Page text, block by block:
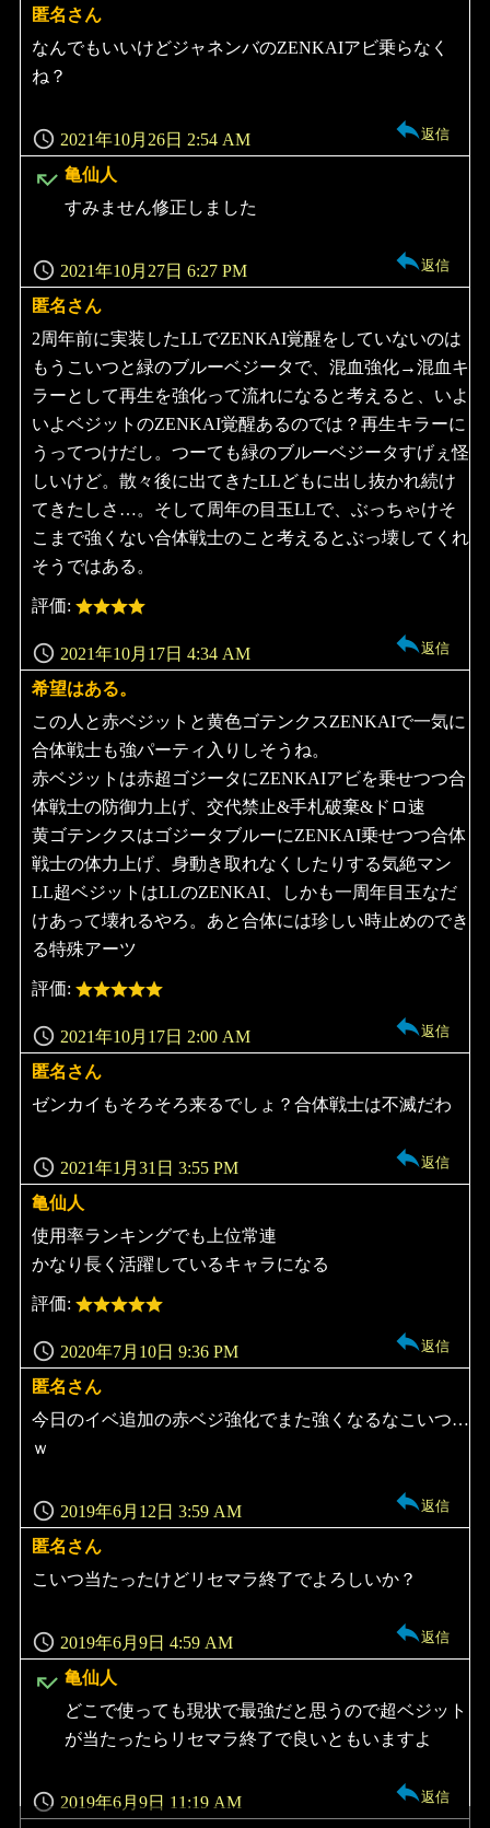
匿名さん
よ
り:
2021年10月26日 2:54 AM
なんでもいいけどジャネンバのZENKAIアビ乗らなく
ね？
返信
亀仙人
よ
2021年10月27日 6:27 PM
すみません修正しました
返信
匿名さん
よ
り:
2021年10月17日 4:34 AM
2周年前に実装したLLでZENKAI覚醒をしていないのは
もうこいつと緑のブルーベジータで、混血強化→混血キ
ラーとして再生を強化って流れになると考えると、いよ
いよベジットのZENKAI覚醒あるのでは？再生キラーに
うってつけだし。つーても緑のブルーベジータすげぇ怪
しいけど。散々後に出てきたLLどもに出し抜かれ続け
てきたしさ…。そして周年の目玉LLで、ぶっちゃけそ
こまで強くない合体戦士のこと考えるとぶっ壊してくれ
そうではある。
評価:
返信
希望はある。
よ
り:
2021年10月17日 2:00 AM
この人と赤ベジットと黄色ゴテンクスZENKAIで一気に
合体戦士も強パーティ入りしそうね。
赤ベジットは赤超ゴジータにZENKAIアビを乗せつつ合
体戦士の防御力上げ、交代禁止&手札破棄&ドロ速
黄ゴテンクスはゴジータブルーにZENKAI乗せつつ合体
戦士の体力上げ、身動き取れなくしたりする気絶マン
LL超ベジットはLLのZENKAI、しかも一周年目玉なだ
けあって壊れるやろ。あと合体には珍しい時止めのでき
る特殊アーツ
評価:
返信
匿名さん
よ
り:
2021年1月31日 3:55 PM
ゼンカイもそろそろ来るでしょ？合体戦士は不滅だわ
返信
亀仙人
よ
り:
2020年7月10日 9:36 PM
使用率ランキングでも上位常連
かなり長く活躍しているキャラになる
評価:
返信
匿名さん
よ
り:
2019年6月12日 3:59 AM
今日のイベ追加の赤ベジ強化でまた強くなるなこいつ…
ｗ
返信
匿名さん
よ
り:
2019年6月9日 4:59 AM
こいつ当たったけどリセマラ終了でよろしいか？
返信
亀仙人
よ
2019年6月9日 11:19 AM
どこで使っても現状で最強だと思うので超ベジット
が当たったらリセマラ終了で良いともいますよ
返信